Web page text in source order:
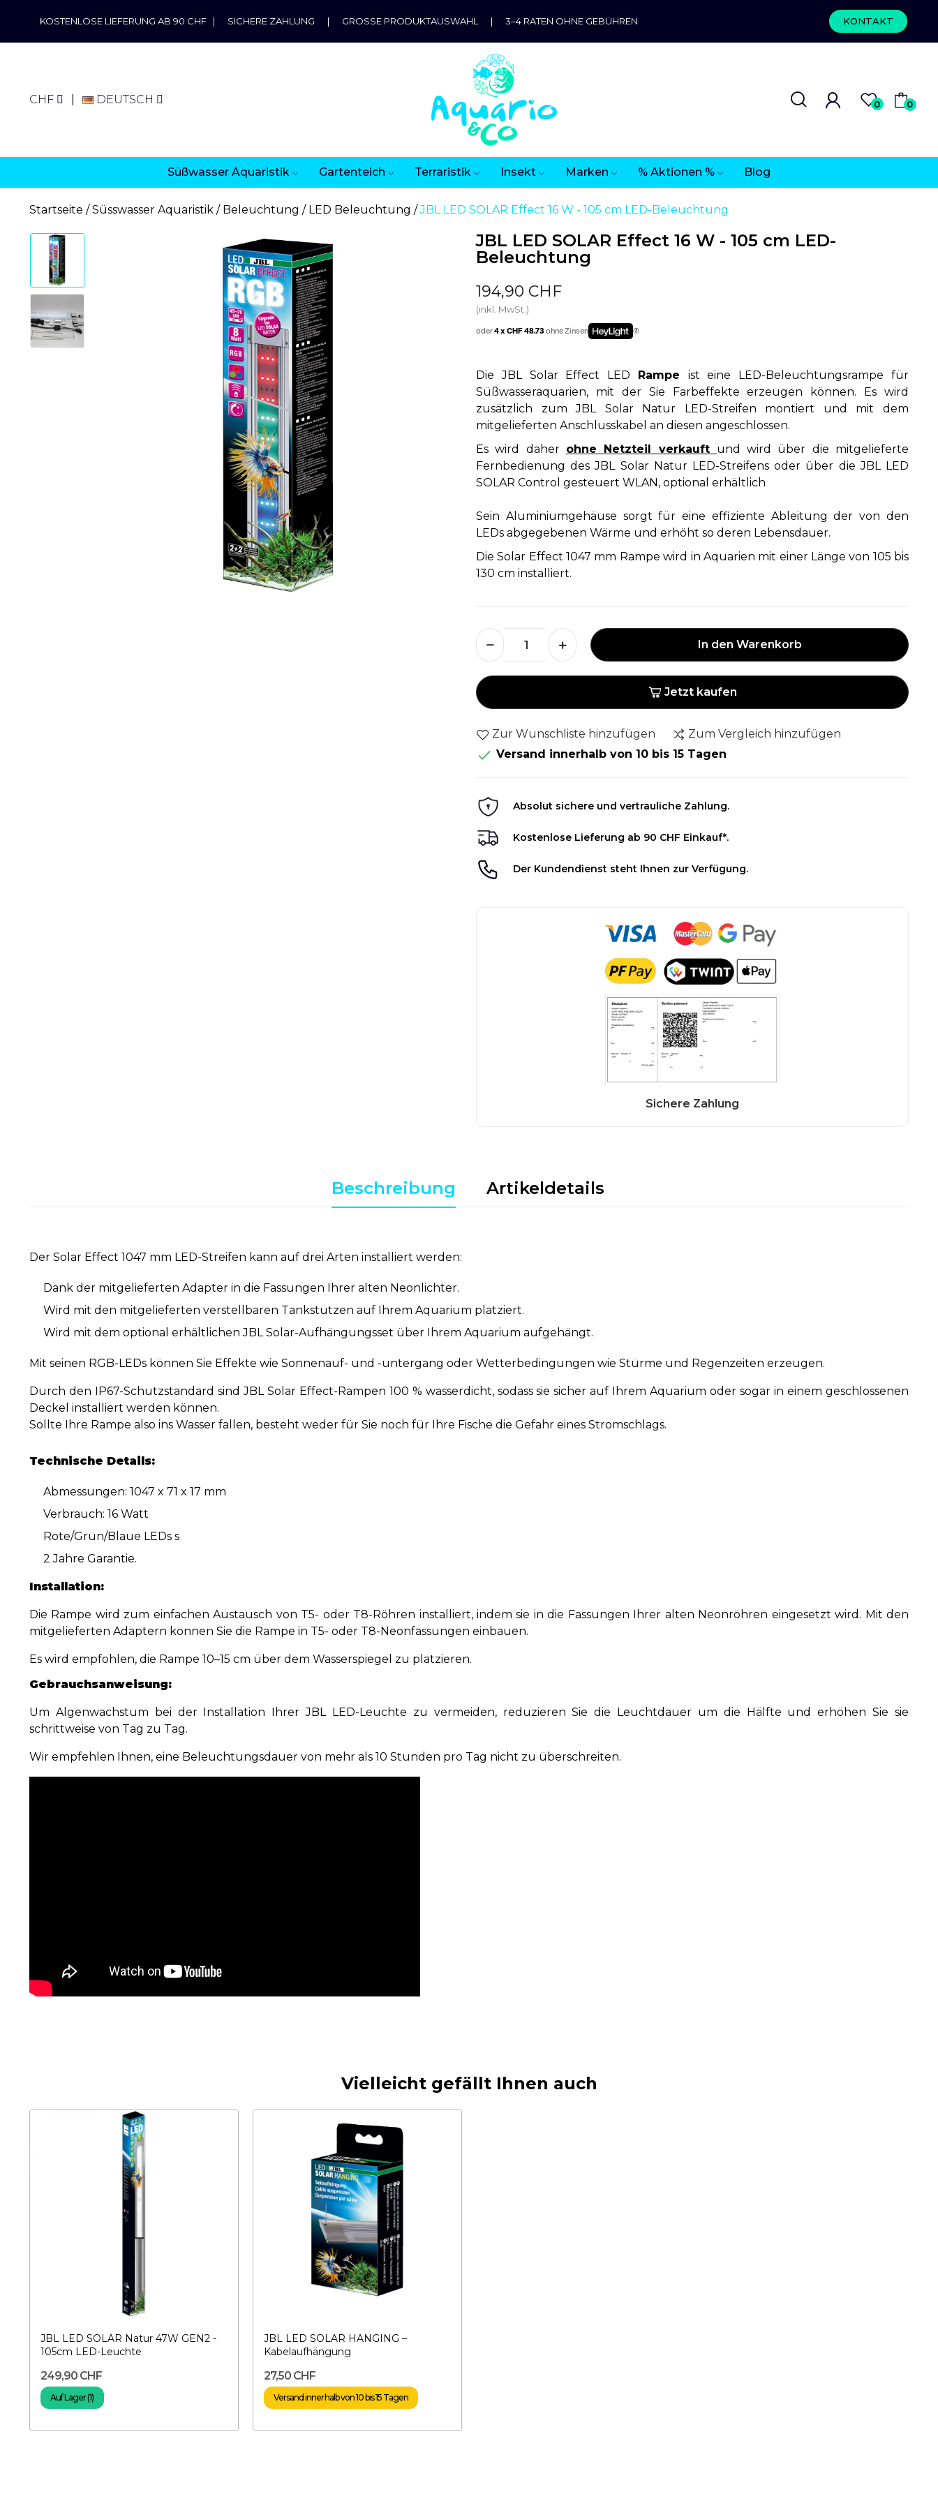
KOSTENLOSE LIEFERUNG AB 90 CHF | SICHERE ZAHLUNG | GROSSE PRODUKTAUSWAHL | 3–4 RATEN OHNE GEBÜHREN KONTAKT
CHF DEUTSCH 0 0
Süßwasser Aquaristik Gartenteich Terraristik Insekt Marken % Aktionen % Blog
Startseite Süsswasser Aquaristik Beleuchtung LED Beleuchtung JBL LED SOLAR Effect 16 W - 105 cm LED-Beleuchtung
JBL LED SOLAR Effect 16 W - 105 cm LED-
Beleuchtung
194,90 CHF
(inkl. MwSt.)
oder4 x CHF 48.73ohne Zinsen
Die JBL Solar Effect LED Rampe ist eine LED-Beleuchtungsrampe für
Süßwasseraquarien, mit der Sie Farbeffekte erzeugen können. Es wird
zusätzlich zum JBL Solar Natur LED-Streifen montiert und mit dem
mitgelieferten Anschlusskabel an diesen angeschlossen.
Es wird daher ohne Netzteil verkauft und wird über die mitgelieferte
Fernbedienung des JBL Solar Natur LED-Streifens oder über die JBL LED
SOLAR Control gesteuert WLAN, optional erhältlich
Sein Aluminiumgehäuse sorgt für eine effiziente Ableitung der von den
LEDs abgegebenen Wärme und erhöht so deren Lebensdauer.
Die Solar Effect 1047 mm Rampe wird in Aquarien mit einer Länge von 105 bis
130 cm installiert.
In den Warenkorb
Jetzt kaufen
Zur Wunschliste hinzufügen Zum Vergleich hinzufügen
 Versand innerhalb von 10 bis 15 Tagen
Absolut sichere und vertrauliche Zahlung.
Kostenlose Lieferung ab 90 CHF Einkauf*.
Der Kundendienst steht Ihnen zur Verfügung.
Beschreibung Artikeldetails
Der Solar Effect 1047 mm LED-Streifen kann auf drei Arten installiert werden:
Dank der mitgelieferten Adapter in die Fassungen Ihrer alten Neonlichter.
Wird mit den mitgelieferten verstellbaren Tankstützen auf Ihrem Aquarium platziert.
Wird mit dem optional erhältlichen JBL Solar-Aufhängungsset über Ihrem Aquarium aufgehängt.
Mit seinen RGB-LEDs können Sie Effekte wie Sonnenauf- und -untergang oder Wetterbedingungen wie Stürme und Regenzeiten erzeugen.
Durch den IP67-Schutzstandard sind JBL Solar Effect-Rampen 100 % wasserdicht, sodass sie sicher auf Ihrem Aquarium oder sogar in einem geschlossenen
Deckel installiert werden können.
Sollte Ihre Rampe also ins Wasser fallen, besteht weder für Sie noch für Ihre Fische die Gefahr eines Stromschlags.
Technische Details:
Abmessungen: 1047 x 71 x 17 mm
Verbrauch: 16 Watt
Rote/Grün/Blaue LEDs s
2 Jahre Garantie.
Installation:
Die Rampe wird zum einfachen Austausch von T5- oder T8-Röhren installiert, indem sie in die Fassungen Ihrer alten Neonröhren eingesetzt wird. Mit den
mitgelieferten Adaptern können Sie die Rampe in T5- oder T8-Neonfassungen einbauen.
Es wird empfohlen, die Rampe 10–15 cm über dem Wasserspiegel zu platzieren.
Gebrauchsanweisung:
Um Algenwachstum bei der Installation Ihrer JBL LED-Leuchte zu vermeiden, reduzieren Sie die Leuchtdauer um die Hälfte und erhöhen Sie sie
schrittweise von Tag zu Tag.
Wir empfehlen Ihnen, eine Beleuchtungsdauer von mehr als 10 Stunden pro Tag nicht zu überschreiten.
Vielleicht gefällt Ihnen auch
JBL LED SOLAR Natur 47W GEN2 -
105cm LED-Leuchte
249,90 CHF
Auf Lager (1)
JBL LED SOLAR HANGING –
Kabelaufhängung
27,50 CHF
Versand innerhalb von 10 bis 15 Tagen